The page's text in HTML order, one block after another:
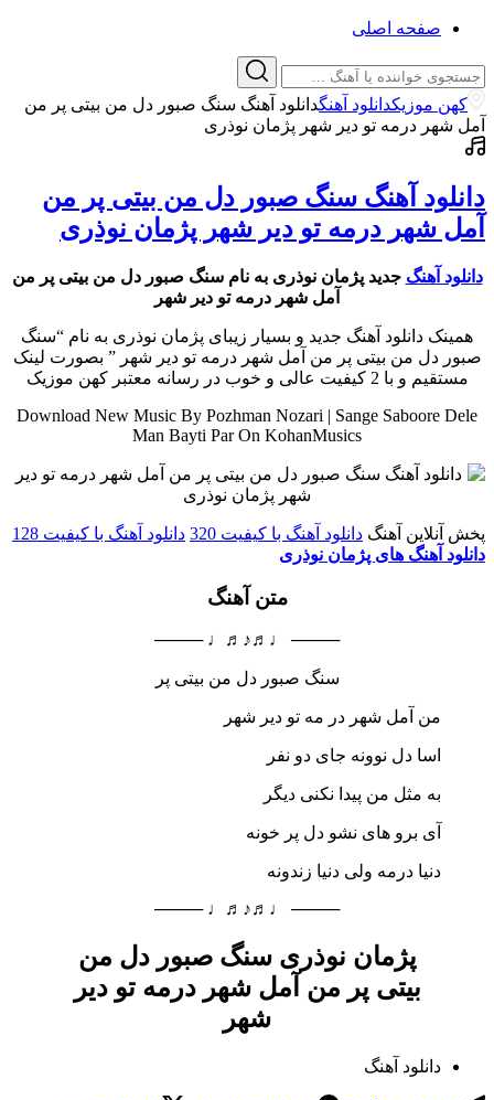
صفحه اصلی
کهن موزیکدانلود آهنگدانلود آهنگ سنگ صبور دل من بیتی پر من
آمل شهر درمه تو دیر شهر پژمان نوذری
دانلود آهنگ سنگ صبور دل من بیتی پر من
آمل شهر درمه تو دیر شهر پژمان نوذری
دانلود آهنگ جدید پژمان نوذری به نام سنگ صبور دل من بیتی پر من
آمل شهر درمه تو دیر شهر
همینک دانلود آهنگ جدید و بسیار زیبای پژمان نوذری به نام “سنگ
صبور دل من بیتی پر من آمل شهر درمه تو دیر شهر ” بصورت لینک
مستقیم و با 2 کیفیت عالی و خوب در رسانه معتبر کهن موزیک
Download New Music By Pozhman Nozari | Sange Saboore Dele
Man Bayti Par On KohanMusics
پخش آنلاین آهنگ دانلود آهنگ با کیفیت 320
دانلود آهنگ با کیفیت 128
دانلود آهنگ های پژمان نوذری
متن آهنگ
──── ♩♬♪♬♩ ────
سنگ صبور دل من بیتی پر
من آمل شهر در مه تو دیر شهر
اسا دل نوونه جای دو نفر
به مثل من پیدا نکنی دیگر
آی برو های نشو دل پر خونه
دنیا درمه ولی دنیا زندونه
──── ♩♬♪♬♩ ────
پژمان نوذری سنگ صبور دل من
بیتی پر من آمل شهر درمه تو دیر
شهر
دانلود آهنگ